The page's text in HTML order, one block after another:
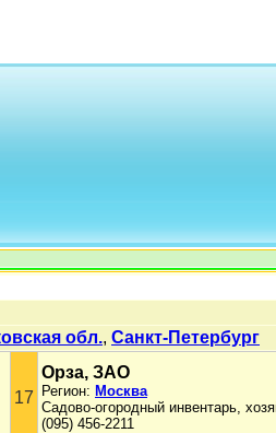
обл., Санкт-Петербург
17
Орза, ЗАО
Регион: Москва
Садово-огородный инвентарь,
(095) 456-2211